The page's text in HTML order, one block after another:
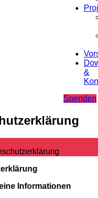
&
Spenden
Informationen